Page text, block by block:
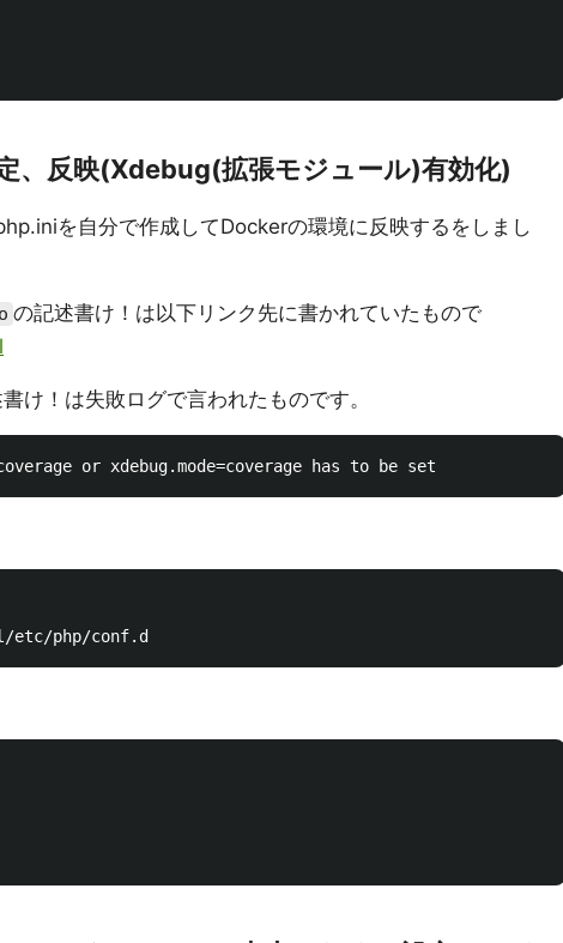
、反映(Xdebug(拡張モジュール)有効化)
を自分で作成してDockerの環境に反映するをしまし
の記述書け！は以下リンク先に書かれていたもので
け！は失敗ログで言われたものです。